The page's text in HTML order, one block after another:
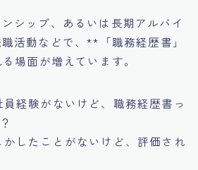
シップ、あるいは長期アルバイ
活動などで、**「職務経歴書」
場面が増えています。
経験がないけど、職務経歴書っ
かしたことがないけど、評価され